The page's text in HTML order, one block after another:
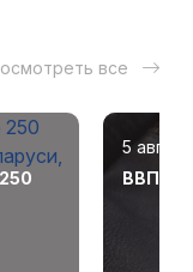
все
5
ВВП